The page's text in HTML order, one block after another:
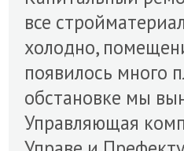
все
холодно,
появилось много
обстановке мы
Управляющая